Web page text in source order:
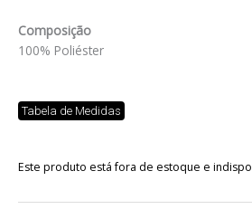
Composição
100% Poliéster
Tabela de Medidas
Este produto está fora de estoque e